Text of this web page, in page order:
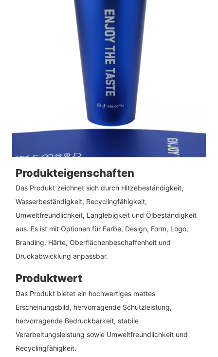
Produkteigenschaften
Das Produkt zeichnet sich durch Hitzebeständigkeit,
Wasserbeständigkeit, Recyclingfähigkeit,
Umweltfreundlichkeit, Langlebigkeit und Ölbeständigkeit
aus. Es ist mit Optionen für Farbe, Design, Form, Logo,
Branding, Härte, Oberflächenbeschaffenheit und
Druckabwicklung anpassbar.
Produktwert
Das Produkt bietet ein hochwertiges mattes
Erscheinungsbild, hervorragende Schutzleistung,
hervorragende Bedruckbarkeit, stabile
Verarbeitungsleistung sowie Umweltfreundlichkeit und
Recyclingfähigkeit.